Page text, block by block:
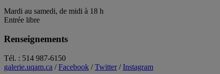
Mardi au samedi, de midi à 18 h
Entrée libre
Renseignements
Tél. : 514 987-6150
galerie.uqam.ca /Facebook /Twitter/Instagram